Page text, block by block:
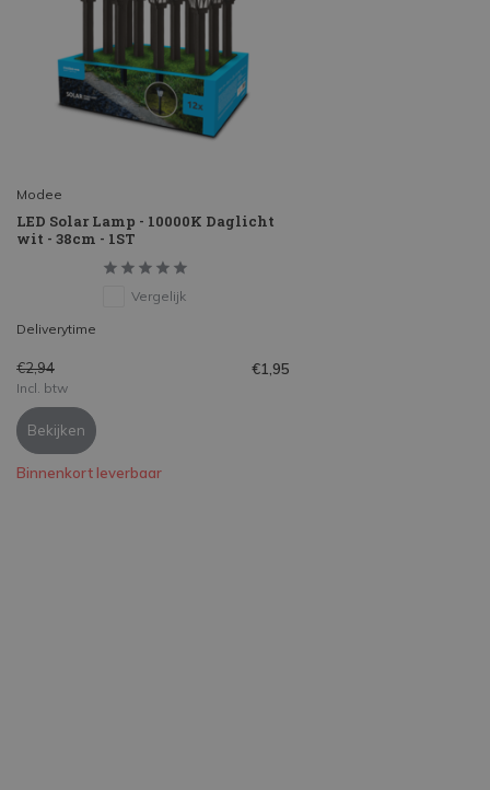
Modee
LED Solar Lamp - 10000K Daglicht
wit - 38cm - 1ST
Vergelijk
Deliverytime
€2,94 €1,95
Incl. btw
Bekijken
Binnenkort leverbaar